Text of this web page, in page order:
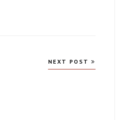
NEXT POST